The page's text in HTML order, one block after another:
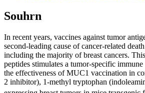
Souhrn
In recent years, vaccines against tumor
second-leading cause of cancer-related
including the majority of breast cancers.
peptides stimulates a tumor-specific
the effectiveness of MUC1 vaccination in
2 inhibitor), 1-methyl tryptophan